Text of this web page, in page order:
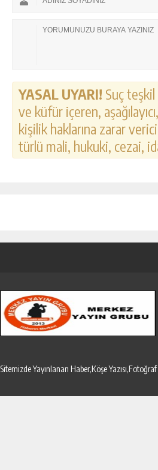
YASAL UYARI! Suç
ve küfür içeren,
kişilik haklarına zarar
türlü mali, hukuki, cezai,
Sitemizde Yayınlanan Haber,Köşe